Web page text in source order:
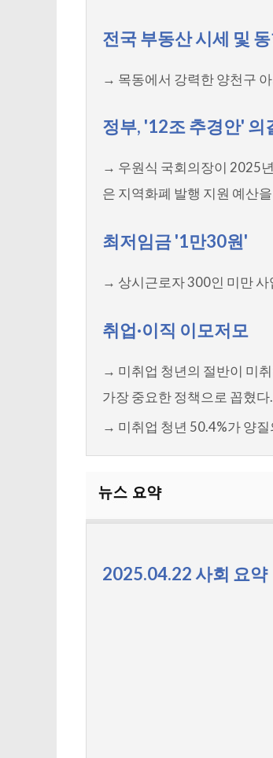
전국 부동산 시세 및
→ 목동에서 강력한 양천구
정부, '12조 추경안' 의
→ 우원식 국회의장이 2025
은 지역화폐 발행 지원 예산
최저임금 '1만30원'
→ 상시근로자 300인 미만 사
취업·이직 이모저모
→ 미취업 청년의 절반이 미
가장 중요한 정책으로 꼽혔다.
→ 미취업 청년 50.4%가 양
2025.04.22 사회 요약